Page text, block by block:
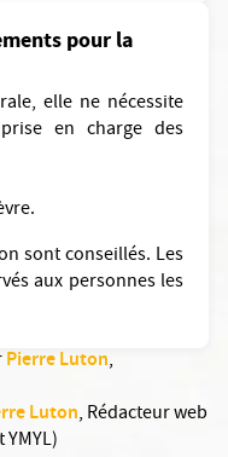
pour la
elle ne nécessite
en charge des
sont conseillés. Les
aux personnes les
Pierre Luton,
Luton, Rédacteur web